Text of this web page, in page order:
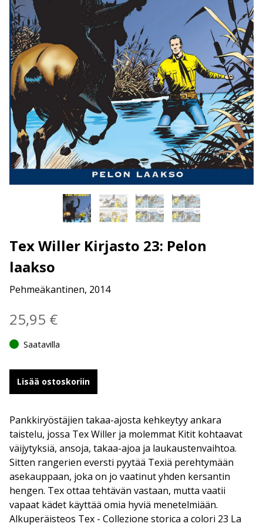
Tex Willer Kirjasto 23: Pelon
laakso
Pehmeäkantinen, 2014
25,95 €
Saatavilla
Lisää ostoskoriin
Pankkiryöstäjien takaa-ajosta kehkeytyy ankara
taistelu, jossa Tex Willer ja molemmat Kitit kohtaavat
väijytyksiä, ansoja, takaa-ajoa ja laukaustenvaihtoa.
Sitten rangerien eversti pyytää Texiä perehtymään
asekauppaan, joka on jo vaatinut yhden kersantin
hengen. Tex ottaa tehtävän vastaan, mutta vaatii
vapaat kädet käyttää omia hyviä menetelmiään.
Alkuperäisteos Tex - Collezione storica a colori 23 La